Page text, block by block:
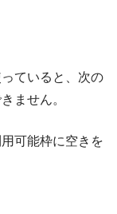
ていると、次の
ません。
可能枠に空きを